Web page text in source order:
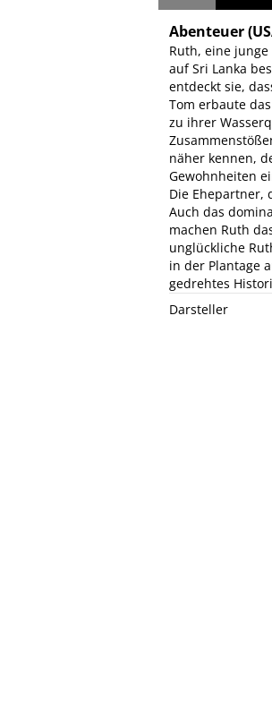
Abenteuer
Ruth, eine
auf Sri Lanka
entdeckt sie,
Tom erbaute
zu ihrer
näher kennen,
Gewohnheiten
Die Ehepartner,
Auch das
machen Ruth
unglückliche
in der Plantage
gedrehtes
Darsteller